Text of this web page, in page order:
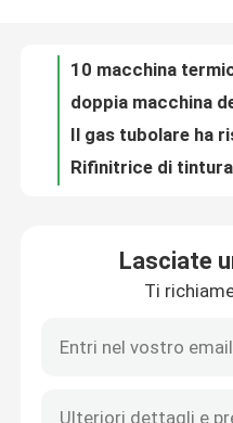
Controllo di qualità
Contattici
macchina dello
Macchina di Stenter
Macchina di Stenter
Lasciate
Ti